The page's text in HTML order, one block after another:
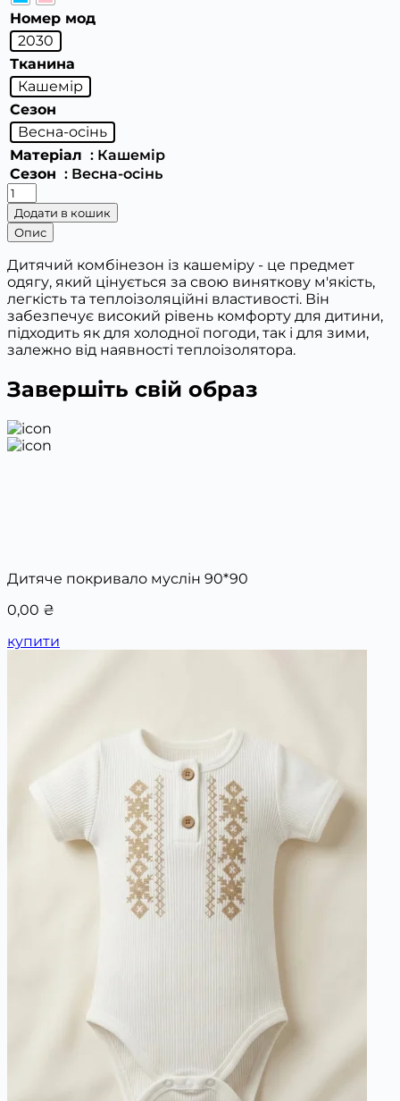
Номер мод
2030
Тканина
Кашемір
Сезон
Весна-осінь
Матеріал : Кашемір
Сезон : Весна-осінь
Комбинезон
дитячій
з
вушками
2030
кількість
Додати в кошик
Опис
Дитячий комбінезон із кашеміру - це предмет
одягу, який цінується за свою виняткову м'якість,
легкість та теплоізоляційні властивості. Він
забезпечує високий рівень комфорту для дитини,
підходить як для холодної погоди, так і для зими,
залежно від наявності теплоізолятора.
Завершіть свій образ
Дитяче покривало муслін 90*90
0,00 ₴
купити